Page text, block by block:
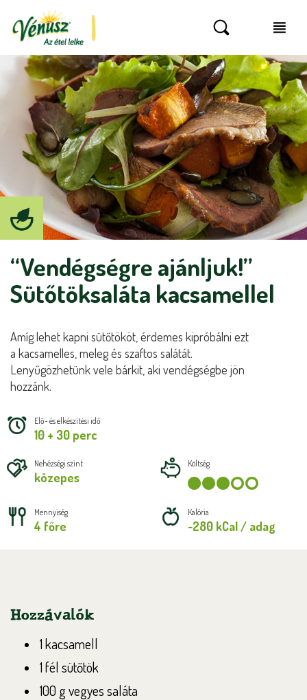
“Vendégségre ajánljuk!”
Sütőtöksaláta kacsamellel
Amíg lehet kapni sütőtököt, érdemes kipróbálni ezt
a kacsamelles, meleg és szaftos salátát.
Lenyűgözhetünk vele bárkit, aki vendégségbe jön
hozzánk.
Elő- és elkészítési idő
10 + 30 perc
Nehézségi szint
közepes
Költség
Mennyiség
4 főre
Kalória
~280 kCal / adag
Hozzávalók
1 kacsamell
1 fél sütőtök
100 g vegyes saláta